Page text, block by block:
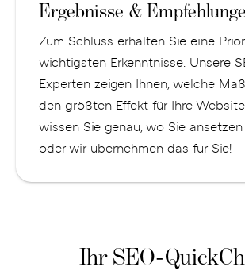
Ergebnisse &
Zum Schluss erhalten Sie eine
wichtigsten Erkenntnisse. Unsere
Experten zeigen Ihnen, welche
den größten Effekt für Ihre
wissen Sie genau, wo Sie
oder wir übernehmen das für Sie!
Ihr SEO-